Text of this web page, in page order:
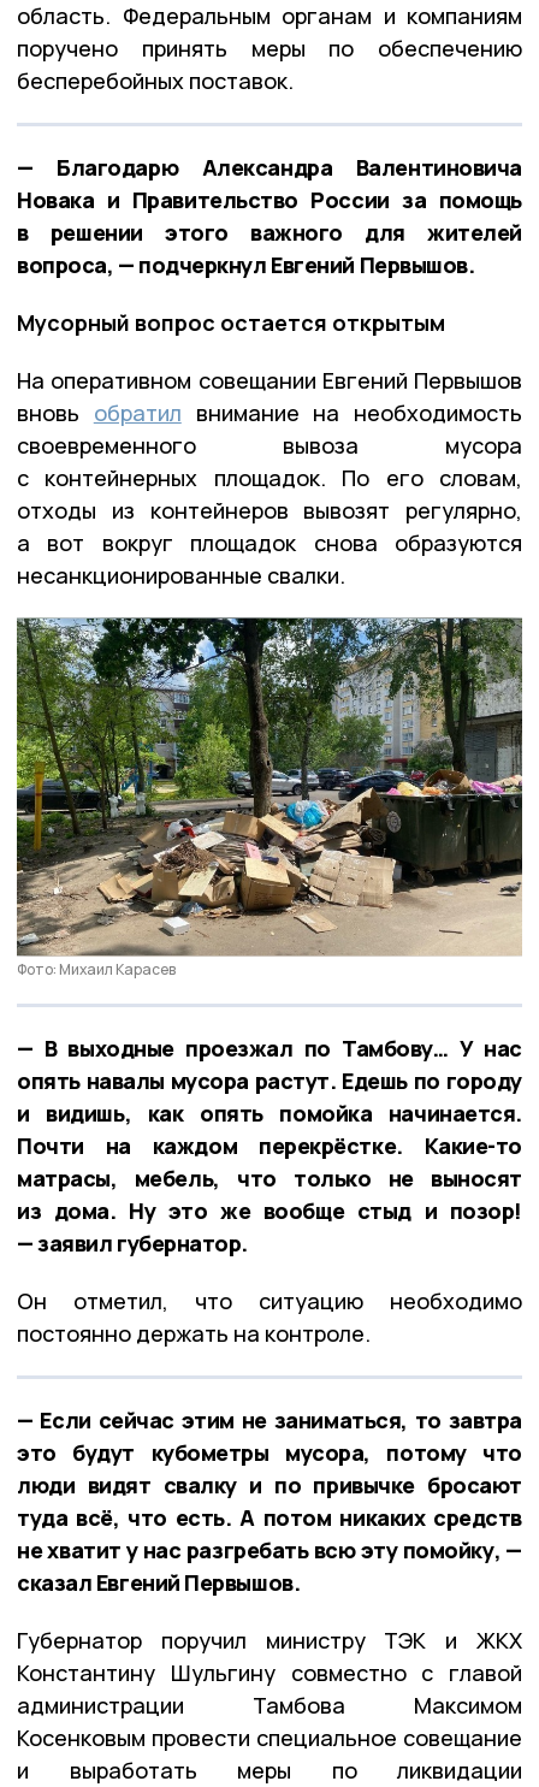
область. Федеральным органам и компаниям
поручено принять меры по обеспечению
бесперебойных поставок.
— Благодарю Александра Валентиновича
Новака и Правительство России за помощь
в решении этого важного для жителей
вопроса, — подчеркнул Евгений Первышов.
Мусорный вопрос остается открытым
На оперативном совещании Евгений Первышов
вновь обратил внимание на необходимость
своевременного вывоза мусора
с контейнерных площадок. По его словам,
отходы из контейнеров вывозят регулярно,
а вот вокруг площадок снова образуются
несанкционированные свалки.
Фото: Михаил Карасев
— В выходные проезжал по Тамбову… У нас
опять навалы мусора растут. Едешь по городу
и видишь, как опять помойка начинается.
Почти на каждом перекрёстке. Какие-то
матрасы, мебель, что только не выносят
из дома. Ну это же вообще стыд и позор!
— заявил губернатор.
Он отметил, что ситуацию необходимо
постоянно держать на контроле.
— Если сейчас этим не заниматься, то завтра
это будут кубометры мусора, потому что
люди видят свалку и по привычке бросают
туда всё, что есть. А потом никаких средств
не хватит у нас разгребать всю эту помойку, —
сказал Евгений Первышов.
Губернатор поручил министру ТЭК и ЖКХ
Константину Шульгину совместно с главой
администрации Тамбова Максимом
Косенковым провести специальное совещание
и выработать меры по ликвидации